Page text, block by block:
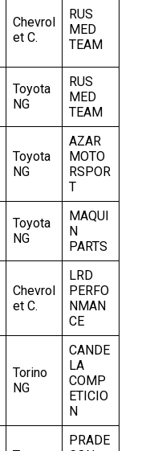
Chevrol
et C.
RUS
MED
TEAM
Toyota
NG
RUS
MED
TEAM
Toyota
NG
AZAR
MOTO
RSPOR
T
Toyota
NG
MAQUI
N
PARTS
Chevrol
et C.
LRD
PERFO
NMAN
CE
Torino
NG
CANDE
LA
COMP
ETICIO
N
PRADE